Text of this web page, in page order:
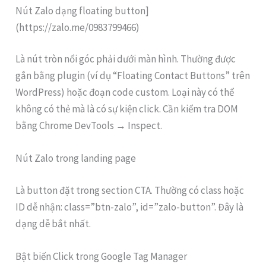
Nút Zalo dạng floating button]
(https://zalo.me/0983799466)
Là nút tròn nổi góc phải dưới màn hình. Thường được
gắn bằng plugin (ví dụ “Floating Contact Buttons” trên
WordPress) hoặc đoạn code custom. Loại này có thể
không có thẻ mà là có sự kiện click. Cần kiểm tra DOM
bằng Chrome DevTools → Inspect.
Nút Zalo trong landing page
Là button đặt trong section CTA. Thường có class hoặc
ID dễ nhận: class=”btn-zalo”, id=”zalo-button”. Đây là
dạng dễ bắt nhất.
Bật biến Click trong Google Tag Manager